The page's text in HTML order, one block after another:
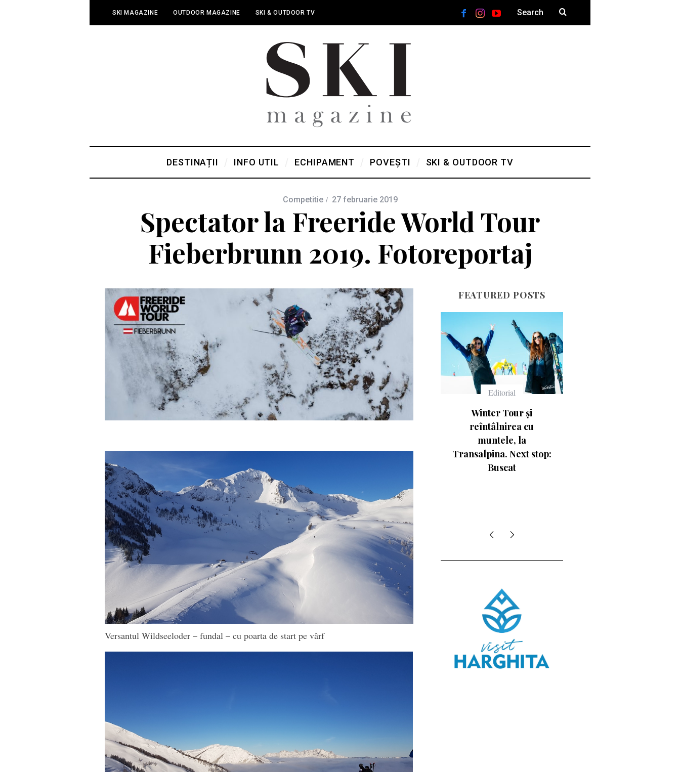
SKI MAGAZINE OUTDOOR MAGAZINE SKI & OUTDOOR TV
DESTINAȚII INFO UTIL ECHIPAMENT POVEȘTI SKI & OUTDOOR TV
Competitie 27 februarie 2019
Spectator la Freeride World Tour
Fieberbrunn 2019. Fotoreportaj
Versantul Wildseeloder – fundal – cu poarta de start pe vârf
FEATURED POSTS
Echipament
Casca Salomon Pioneer
Editorial
Winter Tour și
Transalpina. Next stop:
Echipament
Ce înseamnă numerele
de pe schiuri